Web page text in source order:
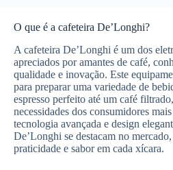
O que é a cafeteira De’Longhi?
A cafeteira De’Longhi é um dos
apreciados por amantes de café,
qualidade e inovação. Este
para preparar uma variedade de
espresso perfeito até um café
necessidades dos consumidores
tecnologia avançada e design
De’Longhi se destacam no
praticidade e sabor em cada xícara.